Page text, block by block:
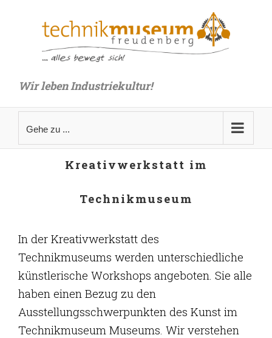
Wir leben Industriekultur!
Gehe zu ...
Kreativwerkstatt im
Technikmuseum
In der Kreativwerkstatt des
Technikmuseums werden unterschiedliche
künstlerische Workshops angeboten. Sie alle
haben einen Bezug zu den
Ausstellungsschwerpunkten des Kunst im
Technikmuseum Museums. Wir verstehen